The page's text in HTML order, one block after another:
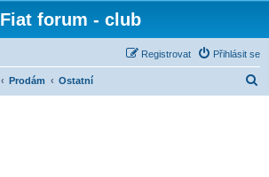
Fiat forum - club
Přihlásit se
Registrovat
Prodám Ostatní